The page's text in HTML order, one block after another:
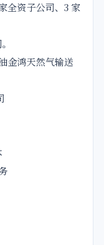
全资子公司、3 家
金鸿天然气输送